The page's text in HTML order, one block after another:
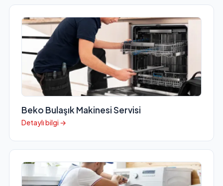
Beko Bulaşık Makinesi Servisi
Detaylı bilgi →